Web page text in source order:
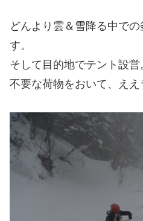
どんより雲＆雪降る中で
す。
そして目的地でテント設営
不要な荷物をおいて、ええ